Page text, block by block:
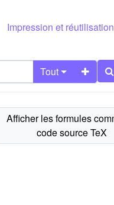
Impression et réutilisation
Tout